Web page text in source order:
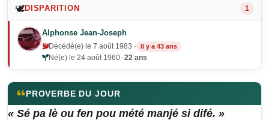
🕊️DISPARITION 1
Alphonse Jean-Joseph
Décédé(e) le 7 août 1983 · Il y a 43 ans
Né(e) le 24 août 1960 ·22 ans
PROVERBE DU JOUR
« Sé pa lè ou fen pou mété manjé si difé. »